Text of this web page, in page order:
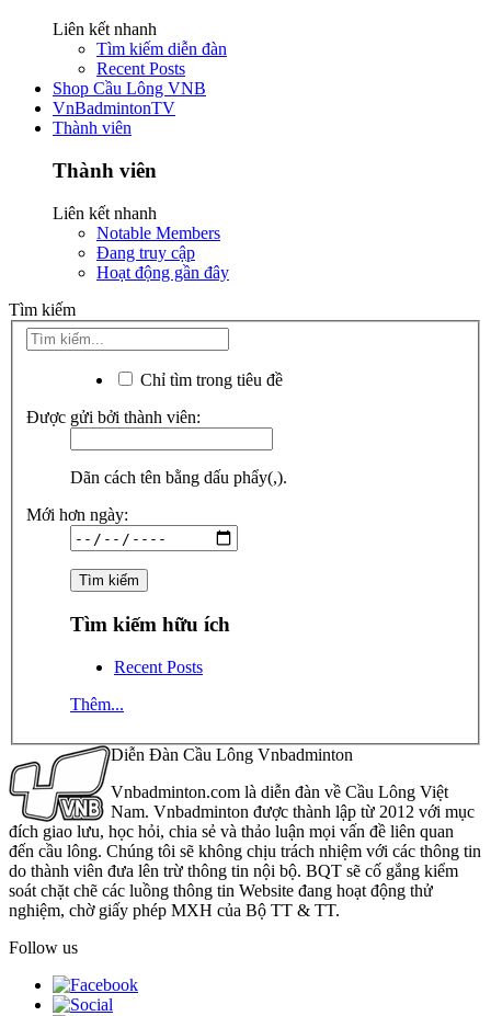
Liên kết nhanh
Tìm kiếm diễn đàn
Recent Posts
Shop Cầu Lông VNB
VnBadmintonTV
Thành viên
Thành viên
Liên kết nhanh
Notable Members
Đang truy cập
Hoạt động gần đây
Tìm kiếm
Chỉ tìm trong tiêu đề
Được gửi bởi thành viên:
Dãn cách tên bằng dấu phẩy(,).
Mới hơn ngày:
Tìm kiếm hữu ích
Recent Posts
Thêm...
Diễn Đàn Cầu Lông Vnbadminton
Vnbadminton.com là diễn đàn về Cầu Lông Việt
Nam. Vnbadminton được thành lập từ 2012 với mục
đích giao lưu, học hỏi, chia sẻ và thảo luận mọi vấn đề liên quan
đến cầu lông. Chúng tôi sẽ không chịu trách nhiệm với các thông tin
do thành viên đưa lên trừ thông tin nội bộ. BQT sẽ cố gắng kiểm
soát chặt chẽ các luồng thông tin Website đang hoạt động thử
nghiệm, chờ giấy phép MXH của Bộ TT & TT.
Follow us